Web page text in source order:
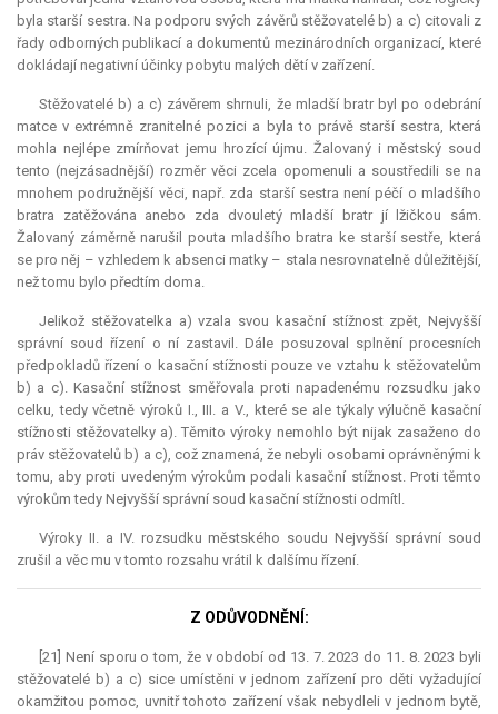
byla starší sestra. Na podporu svých závěrů stěžovatelé b) a c) citovali z
řady odborných publikací a dokumentů mezinárodních organizací, které
dokládají negativní účinky pobytu malých dětí v zařízení.
Stěžovatelé b) a c) závěrem shrnuli, že mladší bratr byl po odebrání
matce v extrémně zranitelné pozici a byla to právě starší sestra, která
mohla nejlépe zmírňovat jemu hrozící újmu. Žalovaný i městský soud
tento (nejzásadnější) rozměr věci zcela opomenuli a soustředili se na
mnohem podružnější věci, např. zda starší sestra není péčí o mladšího
bratra zatěžována anebo zda dvouletý mladší bratr jí lžičkou sám.
Žalovaný záměrně narušil pouta mladšího bratra ke starší sestře, která
se pro něj – vzhledem k absenci matky – stala nesrovnatelně důležitější,
než tomu bylo předtím doma.
Jelikož stěžovatelka a) vzala svou kasační stížnost zpět, Nejvyšší
správní soud řízení o ní zastavil. Dále posuzoval splnění procesních
předpokladů řízení o kasační stížnosti pouze ve vztahu k stěžovatelům
b) a c). Kasační stížnost směřovala proti napadenému rozsudku jako
celku, tedy včetně výroků I., III. a V., které se ale týkaly výlučně kasační
stížnosti stěžovatelky a). Těmito výroky nemohlo být nijak zasaženo do
práv stěžovatelů b) a c), což znamená, že nebyli osobami oprávněnými k
tomu, aby proti uvedeným výrokům podali kasační stížnost. Proti těmto
výrokům tedy Nejvyšší správní soud kasační stížnosti odmítl.
Výroky II. a IV. rozsudku městského soudu Nejvyšší správní soud
zrušil a věc mu v tomto rozsahu vrátil k dalšímu řízení.
Z ODŮVODNĚNÍ:
[21] Není sporu o tom, že v období od 13. 7. 2023 do 11. 8. 2023 byli
stěžovatelé b) a c) sice umístěni v jednom zařízení pro děti vyžadující
okamžitou pomoc, uvnitř tohoto zařízení však nebydleli v jednom bytě,